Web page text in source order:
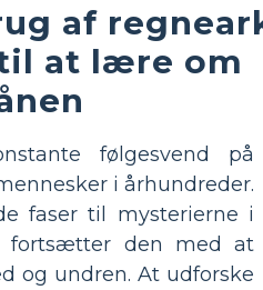
af
at lære om
følgesvend på
i århundreder.
faser til mysterierne i
fortsætter den med at
og undren. At udforske